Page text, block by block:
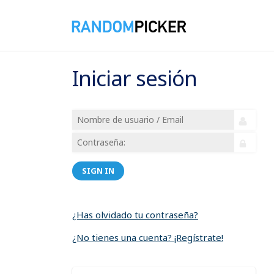
Iniciar sesión
SIGN IN
¿Has olvidado tu contraseña?
¿No tienes una cuenta? ¡Regístrate!